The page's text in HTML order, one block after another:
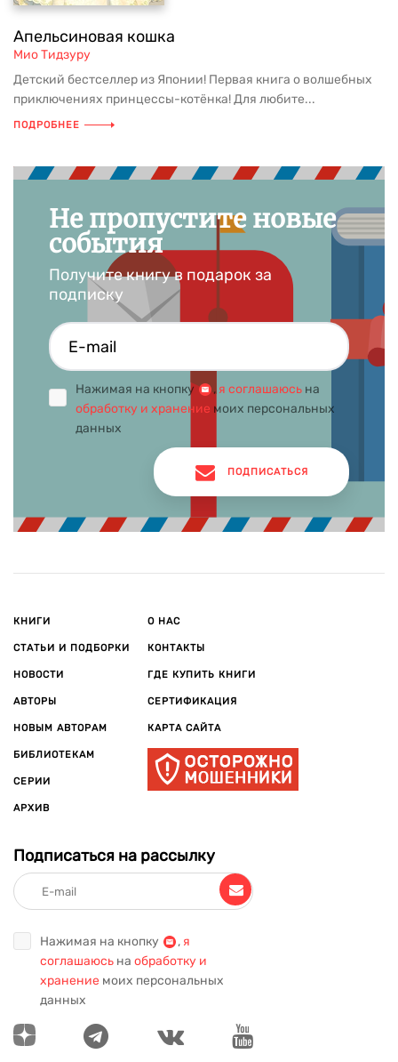
Апельсиновая кошка
Мио Тидзуру
Детский бестселлер из Японии! Первая книга о волшебных
приключениях принцессы-котёнка! Для любите...
ПОДРОБНЕЕ
Не пропустите новые
события
Получите книгу в подарок за
подписку
Нажимая на кнопку , я соглашаюсь на
обработку и хранение моих персональных
данных
ПОДПИСАТЬСЯ
КНИГИ
СТАТЬИ И ПОДБОРКИ
НОВОСТИ
АВТОРЫ
НОВЫМ АВТОРАМ
БИБЛИОТЕКАМ
СЕРИИ
АРХИВ
О НАС
КОНТАКТЫ
ГДЕ КУПИТЬ КНИГИ
СЕРТИФИКАЦИЯ
КАРТА САЙТА
Подписаться на рассылку
Нажимая на кнопку , я
соглашаюсь на обработку и
хранение моих персональных
данных